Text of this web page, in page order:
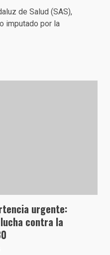
de Salud (SAS),
imputado por la
urgente:
contra la